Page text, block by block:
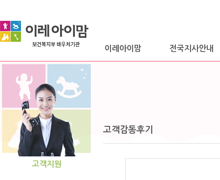
이레아이맘 전국지사안내
고객지원
고객감동후기